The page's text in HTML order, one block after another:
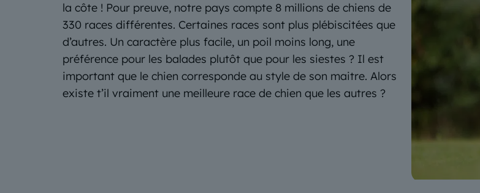
la côte ! Pour preuve, notre pays compte 8 millions de chiens de
330 races différentes. Certaines races sont plus plébiscitées que
d’autres. Un caractère plus facile, un poil moins long, une
préférence pour les balades plutôt que pour les siestes ? Il est
important que le chien corresponde au style de son maitre. Alors
existe t’il vraiment une meilleure race de chien que les autres ?